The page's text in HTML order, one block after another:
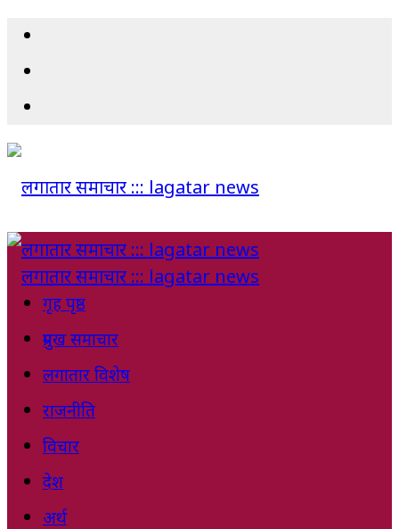
गृह पृष्ठ
प्रमुख समाचार
लगातार विशेष
राजनीति
विचार
देश
अर्थ